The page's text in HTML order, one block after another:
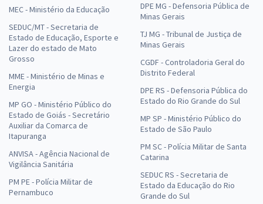
MEC - Ministério da Educação
SEDUC/MT - Secretaria de
Estado de Educação, Esporte e
Lazer do estado de Mato
Grosso
MME - Ministério de Minas e
Energia
MP GO - Ministério Público do
Estado de Goiás - Secretário
Auxiliar da Comarca de
Itapuranga
ANVISA - Agência Nacional de
Vigilância Sanitária
PM PE - Polícia Militar de
Pernambuco
DPE MG - Defensoria Pública de
Minas Gerais
TJ MG - Tribunal de Justiça de
Minas Gerais
CGDF - Controladoria Geral do
Distrito Federal
DPE RS - Defensoria Pública do
Estado do Rio Grande do Sul
MP SP - Ministério Público do
Estado de São Paulo
PM SC - Polícia Militar de Santa
Catarina
SEDUC RS - Secretaria de
Estado da Educação do Rio
Grande do Sul